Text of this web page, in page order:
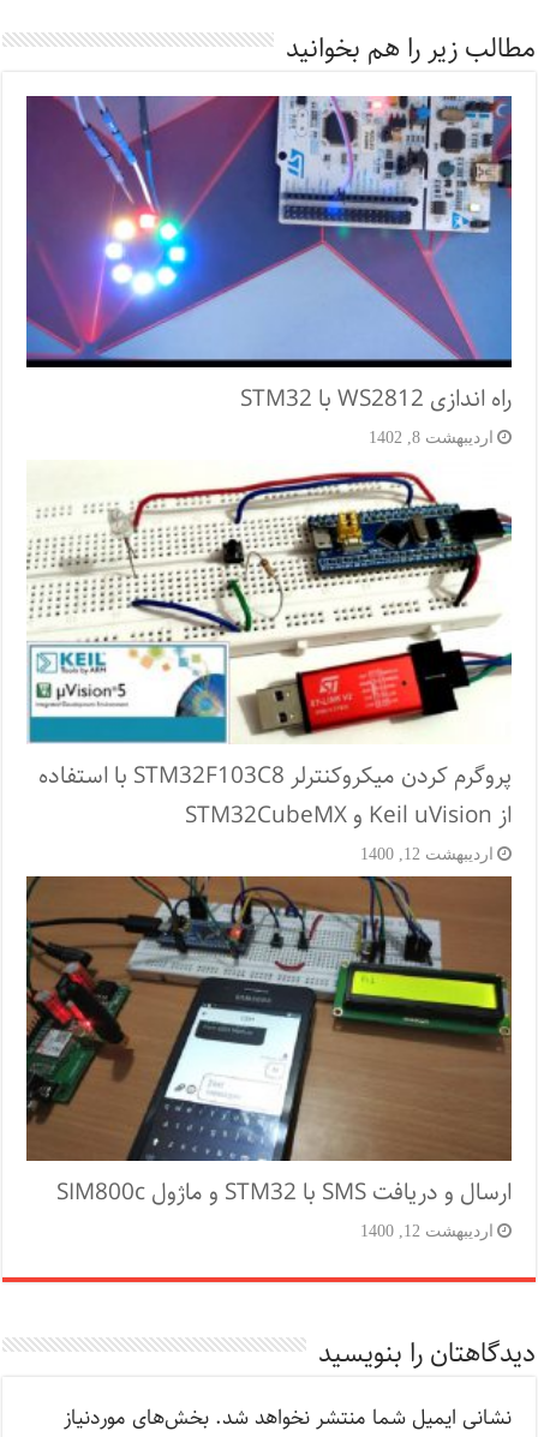
مطالب زیر را هم بخوانید
راه اندازی WS2812 با STM32
اردیبهشت 8, 1402
پروگرم کردن میکروکنترلر STM32F103C8 با استفاده
از Keil uVision و STM32CubeMX
اردیبهشت 12, 1400
ارسال و دریافت SMS با STM32 و ماژول SIM800c
اردیبهشت 12, 1400
دیدگاهتان را بنویسید
نشانی ایمیل شما منتشر نخواهد شد. بخش‌های موردنیاز